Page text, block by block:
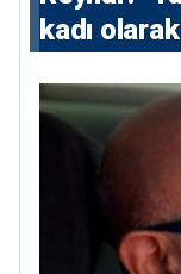
kadı